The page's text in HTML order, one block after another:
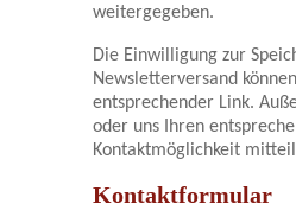
weitergegeben.
Die Einwilligung zur
Newsletterversand
entsprechender Link.
oder uns Ihren
Kontaktmöglichkeit
Kontaktformular